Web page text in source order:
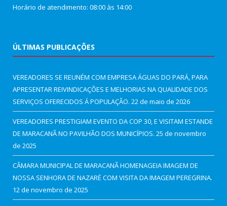
Horário de atendimento: 08:00 às 14:00
ÚLTIMAS PUBLICAÇÕES
VEREADORES SE REUNÉM COM EMPRESA ÁGUAS DO PARÁ, PARA
APRESENTAR REIVINDICAÇÕES E MELHORIAS NA QUALIDADE DOS
SERVIÇOS OFERECIDOS Á POPULAÇÃO. 22 de maio de 2026
VEREADORES PRESTIGIAM EVENTO DA COP 30, E VISITAM ESTANDE
DE MARACANÃ NO PAVILHÃO DOS MUNICÍPIOS. 25 de novembro
de 2025
CÂMARA MUNICIPAL DE MARACANÃ HOMENAGEIA IMAGEM DE
NOSSA SENHORA DE NAZARÉ COM VISITA DA IMAGEM PEREGRINA.
12 de novembro de 2025